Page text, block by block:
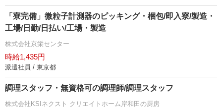
「寮完備」微粒子計測器のピッキング・梱包/即入寮/製造・
工場/日勤/日払い/工場・製造
株式会社京栄センター
時給1,435円
派遣社員 / 東京都
調理スタッフ・無資格可の調理師/調理スタッフ
株式会社KSIネクスト クリエイトホーム岸和田の厨房